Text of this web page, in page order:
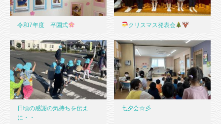
令和7年度 卒園式 クリスマス発表会
日頃の感謝の気持ちを伝え
に・・
七夕会☆彡